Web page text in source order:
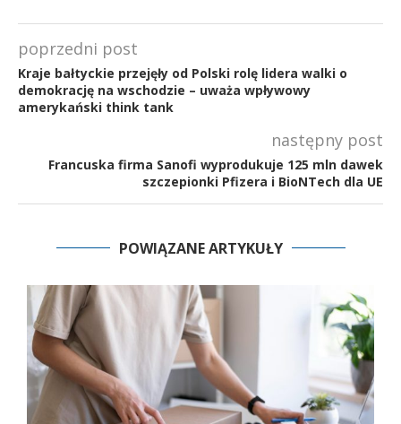
poprzedni post
Kraje bałtyckie przejęły od Polski rolę lidera walki o
demokrację na wschodzie – uważa wpływowy
amerykański think tank
następny post
Francuska firma Sanofi wyprodukuje 125 mln dawek
szczepionki Pfizera i BioNTech dla UE
POWIĄZANE ARTYKUŁY